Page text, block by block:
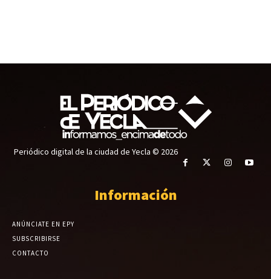
Periódico digital de la ciudad de Yecla © 2026
Información
ANÚNCIATE EN EPY
SUBSCRIBIRSE
CONTACTO